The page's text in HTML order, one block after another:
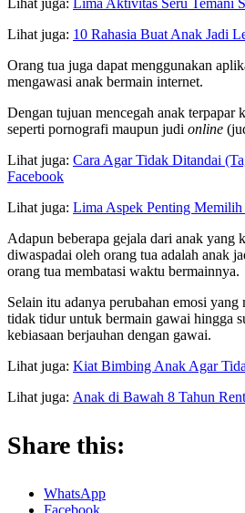
Lihat juga: Lima Aktivitas Seru Temani
Lihat juga: 10 Rahasia Buat Anak Jadi
Orang tua juga dapat menggunakan
mengawasi anak bermain internet.
Dengan tujuan mencegah anak terpapar
seperti pornografi maupun judi online
Lihat juga: Cara Agar Tidak Ditandai
Facebook
Lihat juga: Lima Aspek Penting Memilih
Adapun beberapa gejala dari anak yang
diwaspadai oleh orang tua adalah anak
orang tua membatasi waktu bermainnya.
Selain itu adanya perubahan emosi yang
tidak tidur untuk bermain gawai hingga
kebiasaan berjauhan dengan gawai.
Lihat juga: Kiat Bimbing Anak Agar
Lihat juga: Anak di Bawah 8 Tahun
Share this:
WhatsApp